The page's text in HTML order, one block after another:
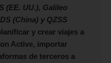
(EE. UU.), Galileo
(China) y QZSS
y crear viajes a
Active, importar
de terceros a